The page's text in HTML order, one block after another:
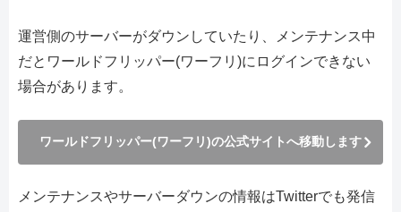
運営側のサーバーがダウンしていたり、メンテナンス中
だとワールドフリッパー(ワーフリ)にログインできない
場合があります。
ワールドフリッパー(ワーフリ)の公式サイトへ移動します
メンテナンスやサーバーダウンの情報はTwitterでも発信